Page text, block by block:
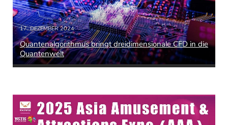
17. DEZEMBER 2024
Quantenalgorithmus bringt dreidimensionale CFD in die
Quantenwelt